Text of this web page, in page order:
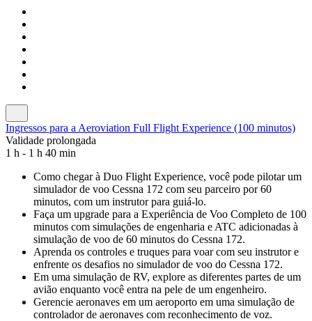
Ingressos para a Aeroviation Full Flight Experience (100 minutos)
Validade prolongada
1 h - 1 h 40 min
Como chegar à Duo Flight Experience, você pode pilotar um
simulador de voo Cessna 172 com seu parceiro por 60
minutos, com um instrutor para guiá-lo.
Faça um upgrade para a Experiência de Voo Completo de 100
minutos com simulações de engenharia e ATC adicionadas à
simulação de voo de 60 minutos do Cessna 172.
Aprenda os controles e truques para voar com seu instrutor e
enfrente os desafios no simulador de voo do Cessna 172.
Em uma simulação de RV, explore as diferentes partes de um
avião enquanto você entra na pele de um engenheiro.
Gerencie aeronaves em um aeroporto em uma simulação de
controlador de aeronaves com reconhecimento de voz.